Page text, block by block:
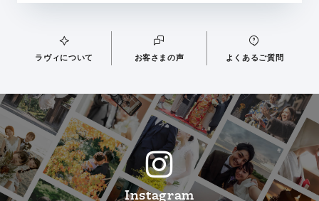
ラヴィについて お客さまの声 よくあるご質問
Instagram